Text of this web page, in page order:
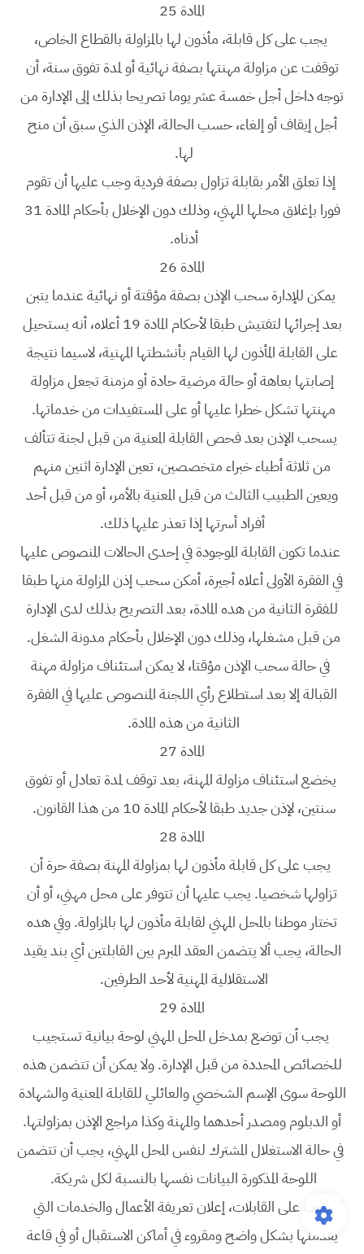
المادة 25
يجب على كل قابلة، مأذون لها بالمزاولة بالقطاع الخاص،
توقفت عن مزاولة مهنتها بصفة نهائية أو لمدة تفوق سنة، أن
توجه داخل أجل خمسة عشر يوما تصريحا بذلك إلى الإدارة من
أجل إيقاف أو إلغاء، حسب الحالة، الإذن الذي سبق أن منح
لها.
إذا تعلق الأمر بقابلة تزاول بصفة فردية وجب عليها أن تقوم
فورا بإغلاق محلها المهني، وذلك دون الإخلال بأحكام المادة 31
أدناه.
المادة 26
يمكن للإدارة سحب الإذن بصفة مؤقتة أو نهائية عندما يتبن
بعد إجرائها لتفتيش طبقا لأحكام المادة 19 أعلاه، أنه يستحيل
على القابلة المأذون لها القيام بأنشطتها المهنية، لاسيما نتيجة
إصابتها بعاهة أو حالة مرضية حادة أو مزمنة تجعل مزاولة
مهنتها تشكل خطرا عليها أو على المستفيدات من خدماتها.
يسحب الإذن بعد فحص القابلة المعنية من قبل لجنة تتألف
من ثلاثة أطباء خبراء متخصصين، تعين الإدارة اثنين منهم
ويعين الطبيب الثالث من قبل المعنية بالأمر، أو من قبل أحد
أفراد أسرتها إذا تعذر عليها ذلك.
عندما تكون القابلة الموجودة في إحدى الحالات المنصوص عليها
في الفقرة الأولى أعلاه أجيرة، أمكن سحب إذن المزاولة منها طبقا
للفقرة الثانية من هده المادة، بعد التصريح بذلك لدى الإدارة
من قبل مشغلها، وذلك دون الإخلال بأحكام مدونة الشغل.
في حالة سحب الإذن مؤقتا، لا يمكن استئناف مزاولة مهنة
القبالة إلا بعد استطلاع رأي اللجنة المنصوص عليها في الفقرة
الثانية من هذه المادة.
المادة 27
يخضع استئناف مزاولة المهنة، بعد توقف لمدة تعادل أو تفوق
سنتين، لإذن جديد طبقا لأحكام المادة 10 من هذا القانون.
المادة 28
يجب على كل قابلة مأذون لها بمزاولة المهنة بصفة حرة أن
تزاولها شخصيا. يجب عليها أن تتوفر على محل مهني، أو أن
تختار موطنا بالمحل المهني لقابلة مأذون لها بالمزاولة. وفي هده
الحالة، يجب ألا يتضمن العقد المبرم بين القابلتين أي بند يقيد
الاستقلالية المهنية لأحد الطرفين.
المادة 29
يجب أن توضع بمدخل المحل المهني لوحة بيانية تستجيب
للخصائص المحددة من قبل الإدارة. ولا يمكن أن تتضمن هذه
اللوحة سوى الإسم الشخصي والعائلي للقابلة المعنية والشهادة
أو الدبلوم ومصدر أحدهما والمهنة وكذا مراجع الإذن بمزاولتها.
في حالة الاستغلال المشترك لنفس المحل المهني، يجب أن تتضمن
اللوحة المذكورة البيانات نفسها بالنسبة لكل شريكة.
يجب على القابلات، إعلان تعريفة الأعمال والخدمات التي
يقدمنها بشكل واضح ومقروء في أماكن الاستقبال أو في قاعة